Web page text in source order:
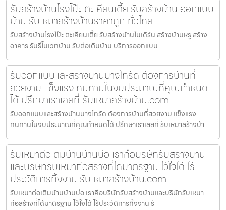
รับสร้างบ้านโรงโป๊ะ ตะเคียนเตี้ย รับสร้างบ้าน ออกแบบ
บ้าน รับเหมาสร้างบ้านราคาถูก ทั่วไทย
รับสร้างบ้านโรงโป๊ะ ตะเคียนเตี้ย รับสร้างบ้านโมเดิร์น สร้างบ้านหรู สร้าง
อาคาร รับรีโนเวทบ้าน รับต่อเติมบ้าน บริการออกแบบ
รับออกแบบและสร้างบ้านบางโทรัด ต้องการบ้านที่
สวยงาม แข็งแรง ทนทานในงบประมาณที่คุณกำหนด
ได้ ปรึกษาเราเลยที่ รับเหมาสร้างบ้าน.com
รับออกแบบและสร้างบ้านบางโทรัด ต้องการบ้านที่สวยงาม แข็งแรง
ทนทานในงบประมาณที่คุณกำหนดได้ ปรึกษาเราเลยที่ รับเหมาสร้างบ้า
รับเหมาต่อเติมบ้านบ้านบ่อ เราคือบริษัทรับสร้างบ้าน
และบริษัทรับเหมาก่อสร้างที่ได้มาตรฐาน ไว้ใจได้ ไร้
ประวัติการทิ้งงาน รับเหมาสร้างบ้าน.com
รับเหมาต่อเติมบ้านบ้านบ่อ เราคือบริษัทรับสร้างบ้านและบริษัทรับเหมา
ก่อสร้างที่ได้มาตรฐาน ไว้ใจได้ ไร้ประวัติการทิ้งงาน รั